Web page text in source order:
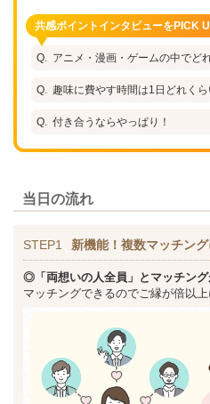
共感ポイントインタビューをPICK
アニメ・漫画・ゲームの中でど
趣味に費やす時間は1日どれくら
付き合うならやっぱり！
当日の流れ
STEP1 新機能！複数マッチン
◎「両想いの人全員」とマッチン
マッチングできるのでご縁が倍以上